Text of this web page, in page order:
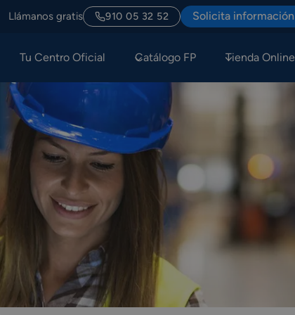
Llámanos gratis 910 05 32 52 Solicita información
Tu Centro Oficial Catálogo FP Tienda Online